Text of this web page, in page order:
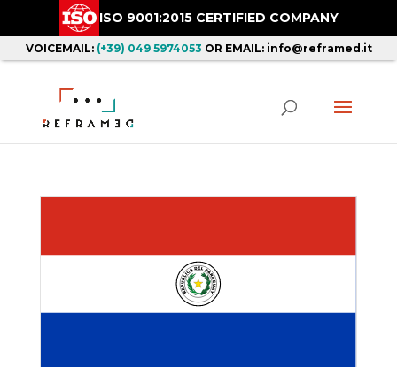
ISO 9001:2015 CERTIFIED COMPANY
VOICEMAIL: (+39) 049 5974053 OR EMAIL: info@reframed.it